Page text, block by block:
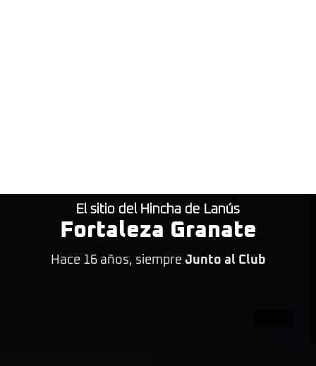
El sitio del Hincha de Lanús
Fortaleza Granate
Hace 16 años, siempre Junto al Club